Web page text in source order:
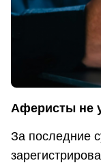
Аферисты не
За последние